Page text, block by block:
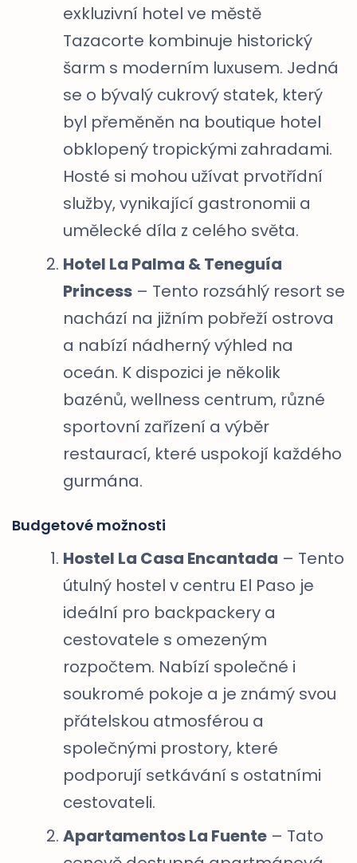
exkluzivní hotel ve městě
Tazacorte kombinuje historický
šarm s moderním luxusem. Jedná
se o bývalý cukrový statek, který
byl přeměněn na boutique hotel
obklopený tropickými zahradami.
Hosté si mohou užívat prvotřídní
služby, vynikající gastronomii a
umělecké díla z celého světa.
Hotel La Palma & Teneguía
Princess – Tento rozsáhlý resort se
nachází na jižním pobřeží ostrova
a nabízí nádherný výhled na
oceán. K dispozici je několik
bazénů, wellness centrum, různé
sportovní zařízení a výběr
restaurací, které uspokojí každého
gurmána.
Budgetové možnosti
Hostel La Casa Encantada – Tento
útulný hostel v centru El Paso je
ideální pro backpackery a
cestovatele s omezeným
rozpočtem. Nabízí společné i
soukromé pokoje a je známý svou
přátelskou atmosférou a
společnými prostory, které
podporují setkávání s ostatními
cestovateli.
Apartamentos La Fuente – Tato